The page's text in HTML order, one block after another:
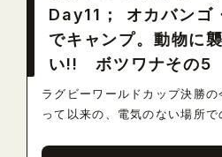
Day11； オカバンゴ
でキャンプ。動物に
い!! ボツワナその5
ラグビーワールドカップ決勝の
って以来の、電気のない場所